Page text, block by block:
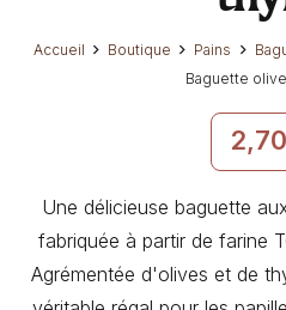
Accueil Boutique Pains
Baguette
2,70
Une délicieuse baguette
fabriquée à partir de farine
Agrémentée d'olives et de